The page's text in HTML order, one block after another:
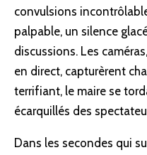
convulsions
palpable, un silence
discussions. Les
en direct, capturèrent
terrifiant, le maire se
écarquillés des
Dans les secondes qui